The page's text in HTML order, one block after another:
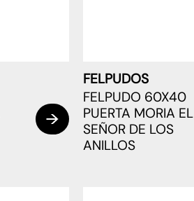
FELPUDOS
FELPUDO 60X40
PUERTA MORIA EL
SEÑOR DE LOS
ANILLOS